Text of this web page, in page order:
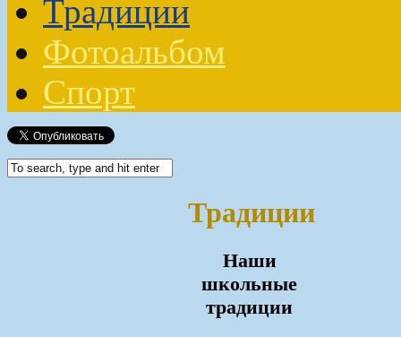
Традиции
Фотоальбом
Спорт
Традиции
Наши
школьные
традиции